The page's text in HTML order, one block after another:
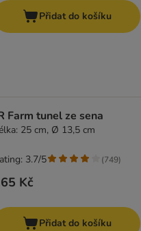
Přidat do košíku
Farm tunel ze sena
25 cm, Ø 13,5 cm
Kč
3.7/5 (749)
Přidat do košíku